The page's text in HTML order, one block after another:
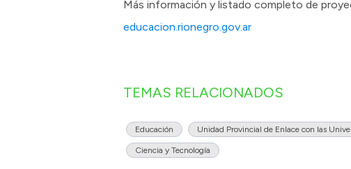
Más información y listado completo de
educacion.rionegro.gov.ar
TEMAS RELACIONADOS
Educación Unidad Provincial de Enlace con las
Ciencia y Tecnología